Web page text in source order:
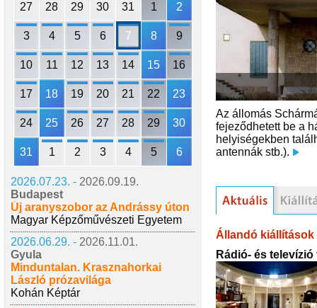
27 28 29 30 31 1 2
3 4 5 6 7 8 9
10 11 12 13 14 15 16
17 18 19 20 21 22 23
24 25 26 27 28 29 30
31 1 2 3 4 5 6
2026.07.23. - 2026.09.19.
Budapest
Új aranyszobor az Andrássy úton
Magyar Képzőművészeti Egyetem
2026.06.29. - 2026.11.01.
Gyula
Minduntalan. Krasznahorkai
László prózavilága
Kohán Képtár
Az állomás
fejeződhetett be a
helyiségekben
antennák stb.).
Állandó kiállítások
Rádió- és